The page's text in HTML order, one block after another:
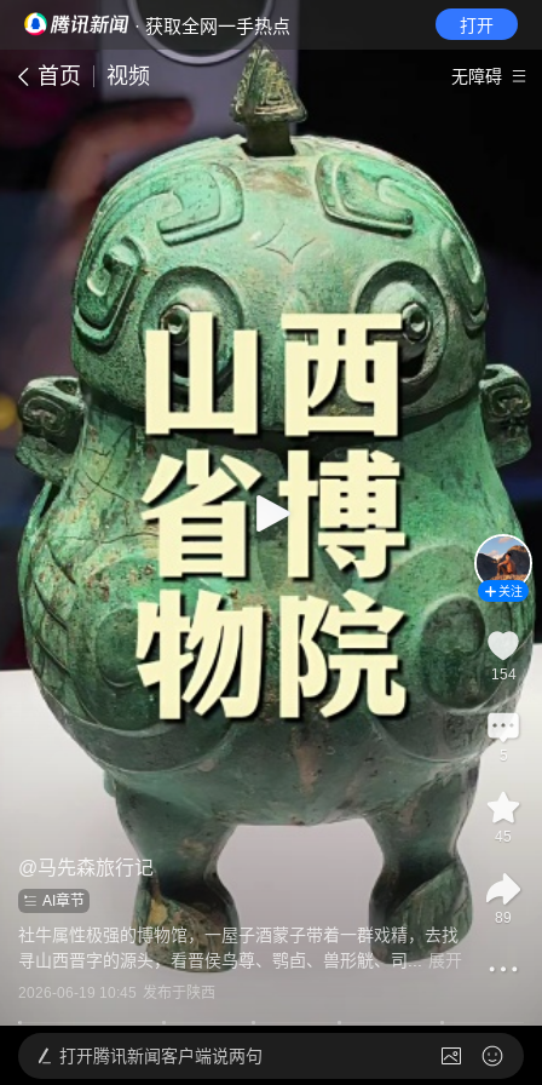
· 获取全网一手热点 打开
首页 视频 无障碍
@马先森旅行记
AI章节
社牛属性极强的博物馆，一屋子酒蒙子带着一群戏精，去找
寻山西晋字的源头，看晋侯鸟尊、鹗卣、兽形觥、司... 展开
2026-06-19 10:45 发布于 陕西
关注
154
5
45
89
打开腾讯新闻客户端说两句